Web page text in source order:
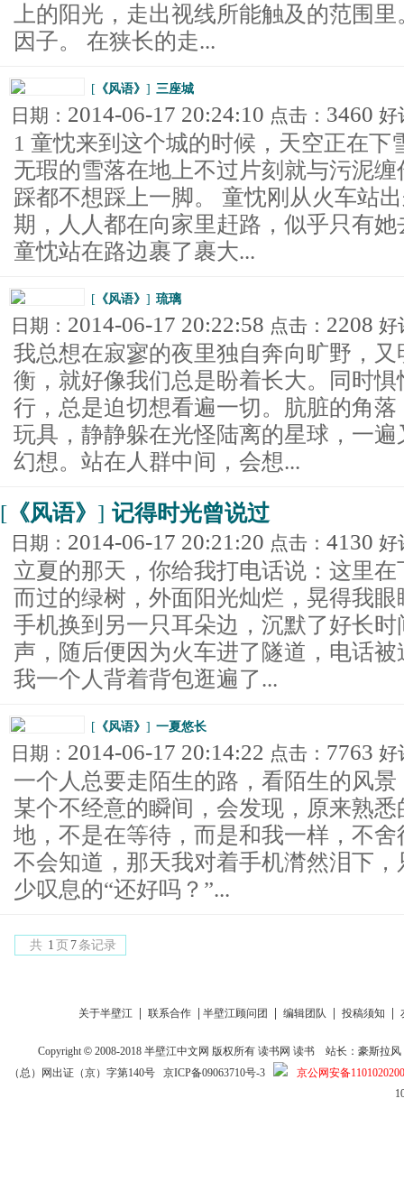
上的阳光，走出视线所能触及的范围
因子。 在狭长的走...
[ 《风语》 ] 三座城
日期： 2014-06-17 20:24:10 点击： 3460 好
1 童忱来到这个城的时候，天空正在下
无瑕的雪落在地上不过片刻就与污泥
踩都不想踩上一脚。 童忱刚从火车站
期，人人都在向家里赶路，似乎只有
童忱站在路边裹了裹大...
[ 《风语》 ] 琉璃
日期： 2014-06-17 20:22:58 点击： 2208 好
我总想在寂寥的夜里独自奔向旷野，
衡，就好像我们总是盼着长大。同时
行，总是迫切想看遍一切。肮脏的角
玩具，静静躲在光怪陆离的星球，一
幻想。站在人群中间，会想...
[ 《风语》 ] 记得时光曾说过
日期： 2014-06-17 20:21:20 点击： 4130 好
立夏的那天，你给我打电话说：这里
而过的绿树，外面阳光灿烂，晃得我
手机换到另一只耳朵边，沉默了好长时
声，随后便因为火车进了隧道，电话
我一个人背着背包逛遍了...
[ 《风语》 ] 一夏悠长
日期： 2014-06-17 20:14:22 点击： 7763 好
一个人总要走陌生的路，看陌生的风
某个不经意的瞬间，会发现，原来熟
地，不是在等待，而是和我一样，不
不会知道，那天我对着手机潸然泪下
少叹息的“还好吗？”...
共 1 页 7 条记录
关于半壁江 联系合作 半壁江顾问团 编辑团队 投稿须知
Copyright © 2008-2018半壁江中文网 版权所有读书网 读书
站长：豪斯拉风
（总）网出证（京）字第140号 京ICP备09063710号-3
京公网安备